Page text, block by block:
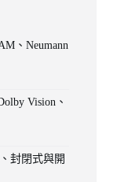
、Neumann
Vision、
封閉式與開